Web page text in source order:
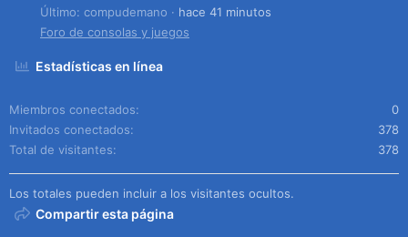
Último: compudemano
hace 41 minutos
Foro de consolas y juegos
Estadísticas en línea
Miembros conectados
0
Invitados conectados
378
Total de visitantes
378
Los totales pueden incluir a los visitantes ocultos.
Compartir esta página